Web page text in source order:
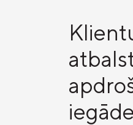
iegāde